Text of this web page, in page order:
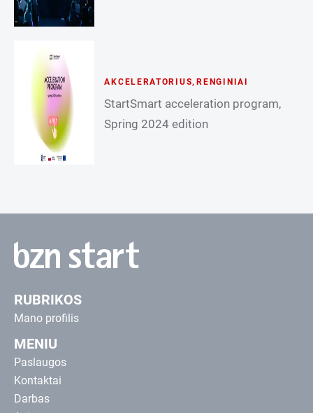
AKCELERATORIUS, RENGINIAI
StartSmart acceleration program,
Spring 2024 edition
RUBRIKOS
Mano profilis
MENIU
Paslaugos
Kontaktai
Darbas